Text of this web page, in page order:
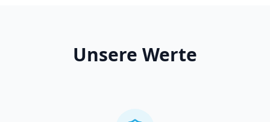
Unsere Werte